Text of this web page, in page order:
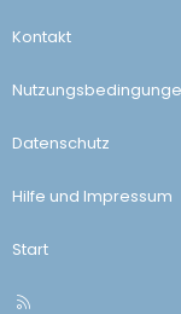
Kontakt
Datenschutz
Hilfe und Impressum
Start
R